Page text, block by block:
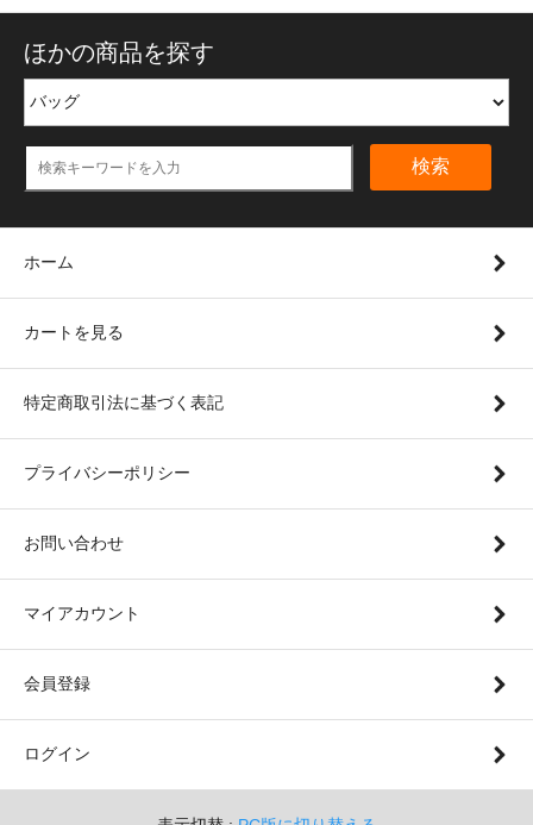
ほかの商品を探す
検索
ホーム
カートを見る
特定商取引法に基づく表記
プライバシーポリシー
お問い合わせ
マイアカウント
会員登録
ログイン